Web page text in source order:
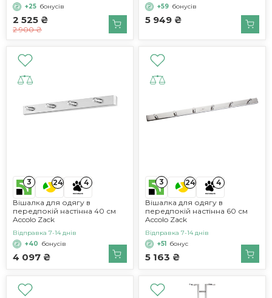
2 525 ₴
2 900 ₴
+25 бонусів
5 949 ₴
+59 бонусів
3 24 4
Вішалка для одягу в
передпокій настінна 40 см
Accolo Zack
4 097 ₴
Відправка 7-14 днів
+40 бонусів
3 24 4
Вішалка для одягу в
передпокій настінна 60 см
Accolo Zack
5 163 ₴
Відправка 7-14 днів
+51
бонус